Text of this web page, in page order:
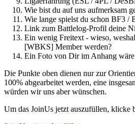
Wie bist du auf uns aufmerksam
Wie lange spielst du schon BF3 /
Link zum Battlelog-Profil deine
Ein wenig Freitext - wieso,
[WBKS] Member werden?
Ein Foto von Dir im Anhang wäre
Die Punkte oben dienen nur zur
100% abgearbeitet werden, eine
würden wir uns aber wünschen.
Um das JoinUs jetzt auszufüllen, klicke